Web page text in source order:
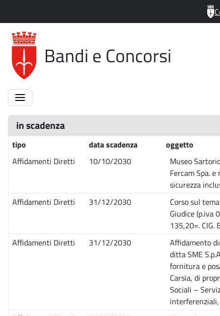
Bandi e Concorsi
in scadenza
tipo data scadenza
oggetto
Affidamenti Diretti
10/10/2030
Museo
Fercam Spa.
sicurezza
Affidamenti Diretti
31/12/2030
Corso sul
Giudice (p.iva
135,20=. CIG.
Affidamenti Diretti
31/12/2030
Affidamento
ditta SME
fornitura e
Carsia, di
Sociali –
interferenziali,